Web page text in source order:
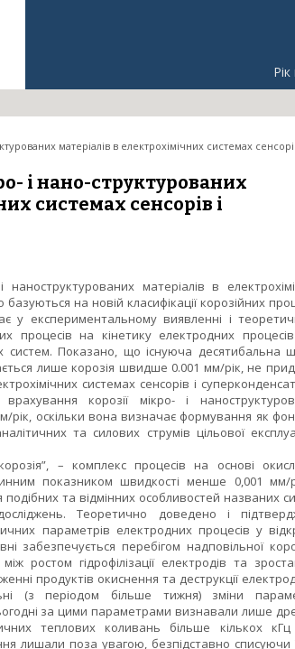
Рік
матеріалів в електрохімічних системах
і нано-структурованих
системах сенсорів і
матеріалів в
на новій класифікації корозійних
у експериментальному виявленні і
процесів на кінетику електродних
систем. Показано, що існуюча десятибальна
лише корозія швидше 0.001 мм/рік, не
системах сенсорів і
корозії мікро- і
рік, оскільки вона визначає формування як
та силових струмів цільової
– комплекс процесів на основі
показником швидкості менше 0,001 мм/
та відмінних особливостей названих
Теоретично доведено і
параметрів електродних процесів у
забезпечується перебігом надповільної
ростом гідрофілізації електродів та
продуктів окиснення та деструкції
(з періодом більше тижня) зміни
за цими параметрами визнавали лише
теплових коливань більше кількох кГц
лишали поза увагою, безпідставно списуючи